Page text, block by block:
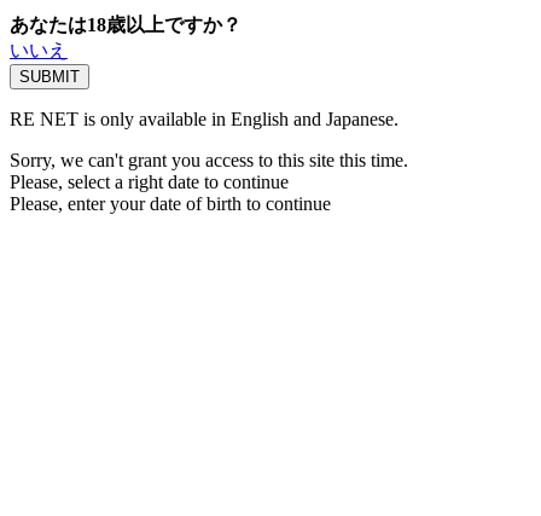
あなたは18歳以上ですか？
いいえ
RE NET is only available in English and Japanese.
Sorry, we can't grant you access to this site this time.
Please, select a right date to continue
Please, enter your date of birth to continue